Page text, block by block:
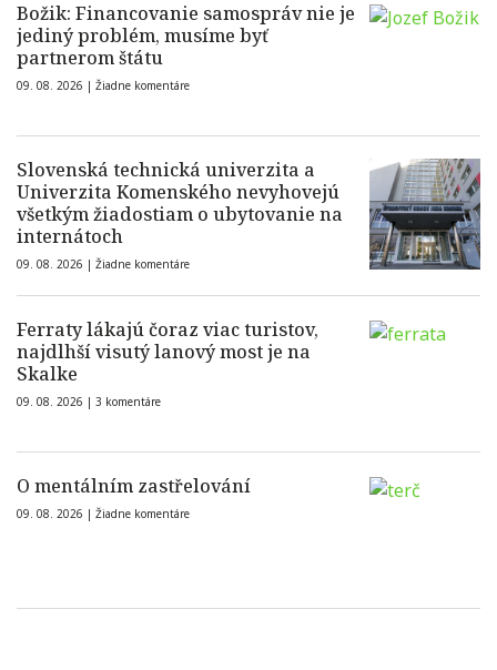
Božik: Financovanie samospráv nie je
jediný problém, musíme byť
partnerom štátu
09. 08. 2026 | Žiadne komentáre
Slovenská technická univerzita a
Univerzita Komenského nevyhovejú
všetkým žiadostiam o ubytovanie na
internátoch
09. 08. 2026 | Žiadne komentáre
Ferraty lákajú čoraz viac turistov,
najdlhší visutý lanový most je na
Skalke
09. 08. 2026 | 3 komentáre
O mentálním zastřelování
09. 08. 2026 | Žiadne komentáre